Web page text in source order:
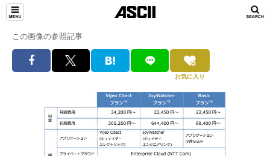
この画像の参照記事
お気に入り